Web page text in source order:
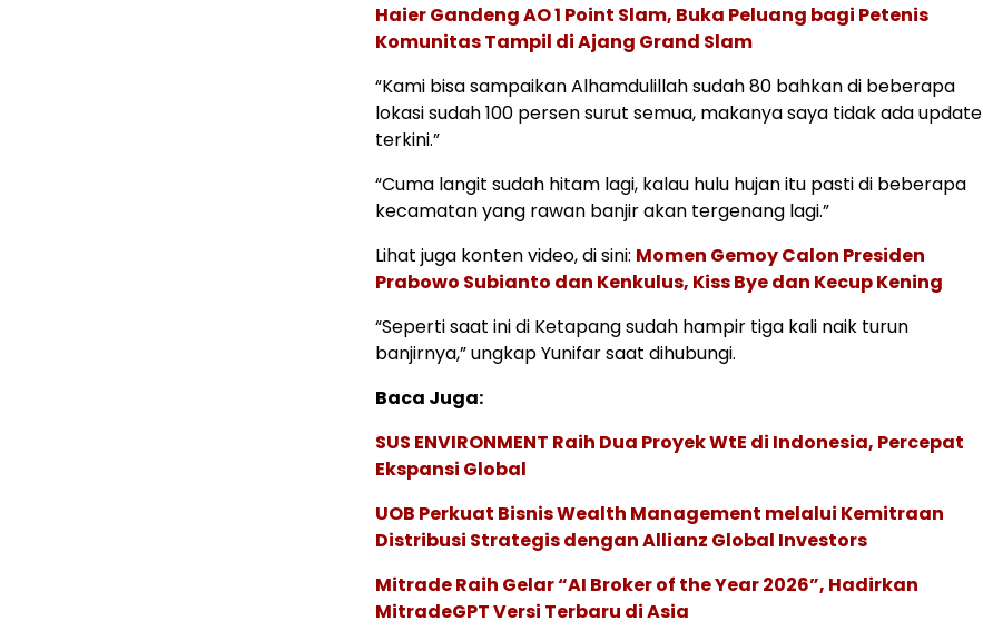
Haier Gandeng AO 1 Point Slam, Buka Peluang bagi Petenis
Komunitas Tampil di Ajang Grand Slam
“Kami bisa sampaikan Alhamdulillah sudah 80 bahkan di beberapa
lokasi sudah 100 persen surut semua, makanya saya tidak ada update
terkini.”
“Cuma langit sudah hitam lagi, kalau hulu hujan itu pasti di beberapa
kecamatan yang rawan banjir akan tergenang lagi.”
Lihat juga konten video, di sini: Momen Gemoy Calon Presiden
Prabowo Subianto dan Kenkulus, Kiss Bye dan Kecup Kening
“Seperti saat ini di Ketapang sudah hampir tiga kali naik turun
banjirnya,” ungkap Yunifar saat dihubungi.
Baca Juga:
SUS ENVIRONMENT Raih Dua Proyek WtE di Indonesia, Percepat
Ekspansi Global
UOB Perkuat Bisnis Wealth Management melalui Kemitraan
Distribusi Strategis dengan Allianz Global Investors
Mitrade Raih Gelar “AI Broker of the Year 2026”, Hadirkan
MitradeGPT Versi Terbaru di Asia